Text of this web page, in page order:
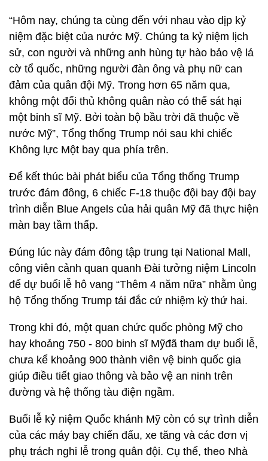
“Hôm nay, chúng ta cùng đến với nhau vào dịp kỷ
niệm đặc biệt của nước Mỹ. Chúng ta kỷ niệm lịch
sử, con người và những anh hùng tự hào bảo vệ lá
cờ tổ quốc, những người đàn ông và phụ nữ can
đảm của quân đội Mỹ. Trong hơn 65 năm qua,
không một đối thủ không quân nào có thể sát hại
một binh sĩ Mỹ. Bởi toàn bộ bầu trời đã thuộc về
nước Mỹ”, Tổng thống Trump nói sau khi chiếc
Không lực Một bay qua phía trên.
Để kết thúc bài phát biểu của Tổng thống Trump
trước đám đông, 6 chiếc F-18 thuộc đội bay đội bay
trình diễn Blue Angels của hải quân Mỹ đã thực hiện
màn bay tầm thấp.
Đúng lúc này đám đông tập trung tại National Mall,
công viên cảnh quan quanh Đài tưởng niệm Lincoln
để dự buổi lễ hô vang “Thêm 4 năm nữa” nhằm ủng
hộ Tổng thống Trump tái đắc cử nhiệm kỳ thứ hai.
Trong khi đó, một quan chức quốc phòng Mỹ cho
hay khoảng 750 - 800 binh sĩ Mỹđã tham dự buổi lễ,
chưa kể khoảng 900 thành viên vệ binh quốc gia
giúp điều tiết giao thông và bảo vệ an ninh trên
đường và hệ thống tàu điện ngầm.
Buổi lễ kỷ niệm Quốc khánh Mỹ còn có sự trình diễn
của các máy bay chiến đấu, xe tăng và các đơn vị
phụ trách nghi lễ trong quân đội. Cụ thể, theo Nhà